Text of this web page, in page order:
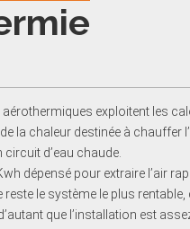
exploitent les
la chaleur destinée à chauffer
d’eau chaude.
dépensé pour extraire l’air
reste le système le plus
que l’installation est